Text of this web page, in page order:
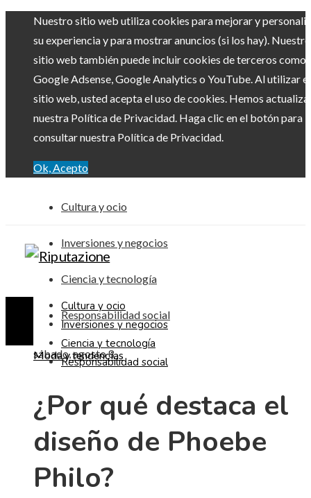
Nuestro sitio web utiliza cookies para mejorar y
su experiencia y para mostrar anuncios (si los hay). Nuestro
sitio web también puede incluir cookies de terceros como
Google Adsense, Google Analytics o YouTube. Al utilizar el
sitio web, usted acepta el uso de cookies. Hemos
nuestra Política de Privacidad. Haga clic en el botón para
consultar nuestra Política de Privacidad.
Ok, Acepto
Cultura y ocio
Inversiones y negocios
Ciencia y tecnología
Responsabilidad social
sábado, agosto 8
Cultura y ocio
Inversiones y negocios
Ciencia y tecnología
Responsabilidad social
Moda y tendencias
¿Por qué destaca el
diseño de Phoebe
Philo?